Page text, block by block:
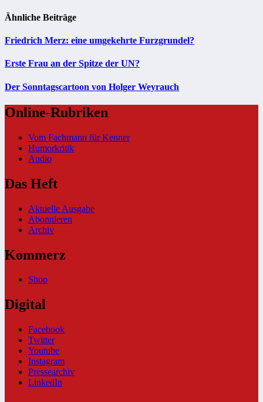
Ähnliche Beiträge
Friedrich Merz: eine umgekehrte Furzgrundel?
Erste Frau an der Spitze der UN?
Der Sonntagscartoon von Holger Weyrauch
Online-Rubriken
Vom Fachmann für Kenner
Humorkritik
Audio
Das Heft
Aktuelle Ausgabe
Abonnieren
Archiv
Kommerz
Shop
Digital
Facebook
Twitter
Youtube
Instagram
Pressearchiv
LinkedIn